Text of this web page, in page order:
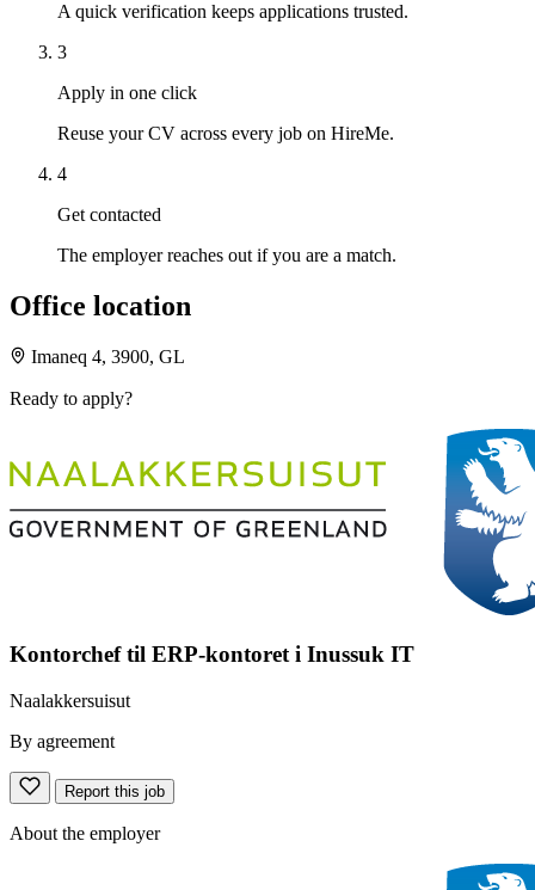
A quick verification keeps applications trusted.
3
Apply in one click
Reuse your CV across every job on HireMe.
4
Get contacted
The employer reaches out if you are a match.
Office location
Imaneq 4, 3900, GL
Ready to apply?
Kontorchef til ERP-kontoret i Inussuk IT
Naalakkersuisut
By agreement
Report this job
About the employer